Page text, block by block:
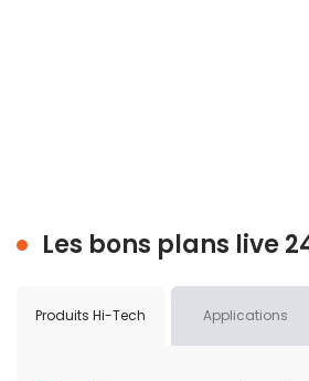
Les bons plans live
Produits Hi-Tech Applications